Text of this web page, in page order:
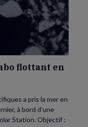
flottant en
a pris la mer en
à bord d’une
Station. Objectif :